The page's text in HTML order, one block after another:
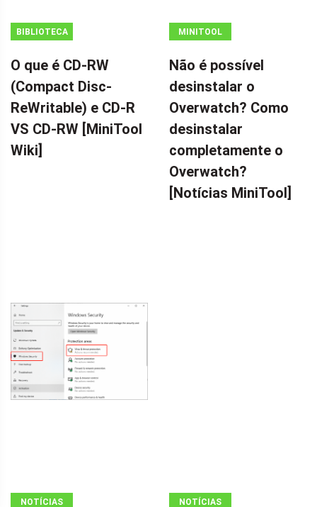
BIBLIOTECA
WIKI
O que é CD-RW
(Compact Disc-
ReWritable) e CD-R
VS CD-RW [MiniTool
Wiki]
MINITOOL
Não é possível
desinstalar o
Overwatch? Como
desinstalar
completamente o
Overwatch?
[Notícias MiniTool]
NOTÍCIAS NOTÍCIAS